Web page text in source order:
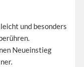
und besonders
Neueinstieg